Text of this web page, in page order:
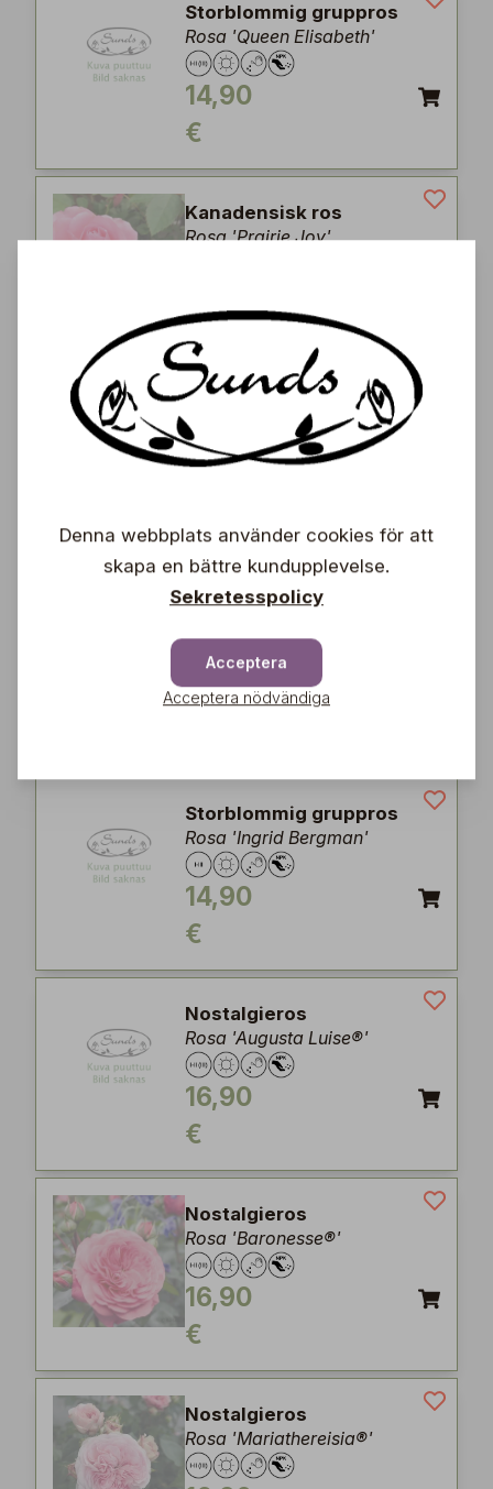
Storblommig gruppros
Rosa 'Queen Elisabeth'
14,90
€
Kanadensisk ros
Rosa 'Prairie Joy'
€
Rosa 'Hansaland'
€
Kanadensisk ros
Rosa 'Morden Centennial'
16,90
Storblommig gruppros
Rosa 'Ingrid Bergman'
14,90
€
Nostalgieros
Rosa 'Augusta Luise®'
16,90
€
Nostalgieros
Rosa 'Baronesse®'
16,90
€
Nostalgieros
Rosa 'Mariathereisia®'
Denna webbplats använder cookies för att
skapa en bättre kundupplevelse.
Sekretesspolicy
Acceptera
Acceptera nödvändiga